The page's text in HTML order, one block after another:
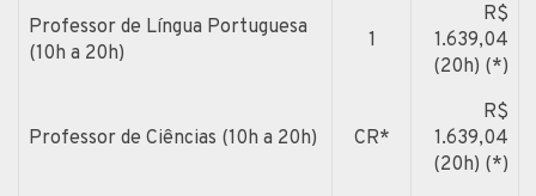
Professor de Língua Portuguesa
(10h a 20h)
1
R$
1.639,04
(20h) (*)
Professor de Ciências (10h a 20h) CR*
R$
1.639,04
(20h) (*)